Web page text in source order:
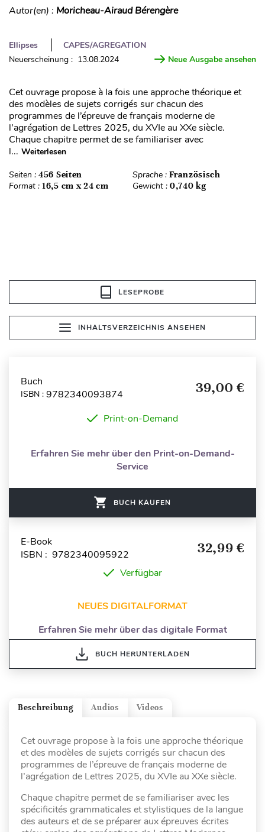
Autor(en) : Moricheau-Airaud Bérengère
Ellipses
CAPES/AGREGATION
Neuerscheinung : 13.08.2024
Neue Ausgabe ansehen
Cet ouvrage propose à la fois une approche théorique et
des modèles de sujets corrigés sur chacun des
programmes de l’épreuve de français moderne de
l’agrégation de Lettres 2025, du XVIe au XXe siècle.
Chaque chapitre permet de se familiariser avec
l... Weiterlesen
Seiten : 456 Seiten Sprache : Französisch
Format : 16,5 cm x 24 cm Gewicht : 0,740 kg
LESEPROBE
INHALTSVERZEICHNIS ANSEHEN
Buch
ISBN : 9782340093874 39,00 €
Print-on-Demand
Erfahren Sie mehr über den Print-on-Demand-
Service
BUCH KAUFEN
E-Book
ISBN : 9782340095922
32,99 €
Verfügbar
NEUES DIGITALFORMAT
Erfahren Sie mehr über das digitale Format
BUCH HERUNTERLADEN
Videos
Audios
Beschreibung
Cet ouvrage propose à la fois une approche théorique
et des modèles de sujets corrigés sur chacun des
programmes de l’épreuve de français moderne de
l’agrégation de Lettres 2025, du XVIe au XXe siècle.
Chaque chapitre permet de se familiariser avec les
spécificités grammaticales et stylistiques de la langue
des auteurs et de se préparer aux épreuves écrites